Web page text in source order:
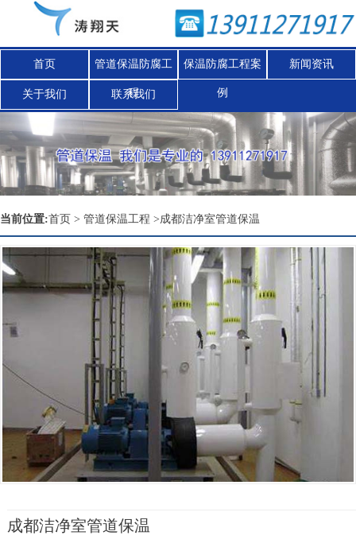
首页 管道保温防腐工
程
保温防腐工程案
例
新闻资讯
关于我们 联系我们
当前位置:首页 > 管道保温工程 >成都洁净室管道保温
成都洁净室管道保温